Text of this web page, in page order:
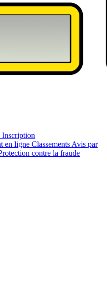
Inscription
en ligne Classements Avis par
contre la fraude